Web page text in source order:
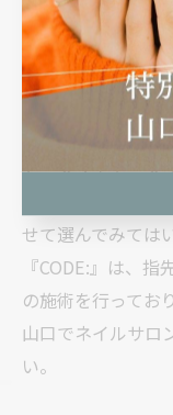
まとめ
爪における形の
ト・スクエア・ス
それぞれ印象や
せて選んでみては
『CODE:』は、
の施術を行ってお
山口でネイルサロ
い。